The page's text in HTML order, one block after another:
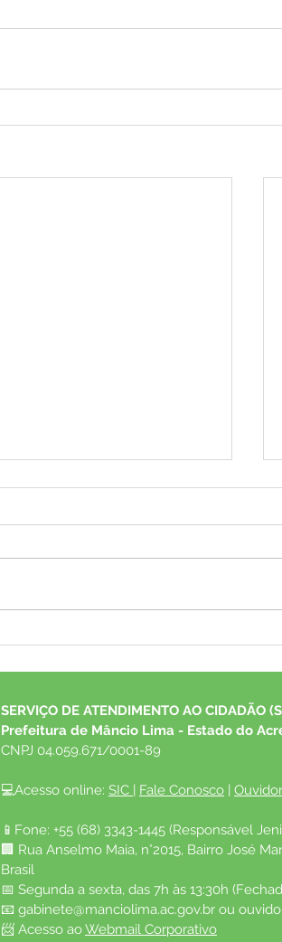
SERVIÇO DE ATENDIMENTO AO CIDADÃO
Prefeitura de Mâncio Lima - Estado do
CNPJ 04.059.671/0001-89
💻Acesso online: SIC Fale Conosco
📱Fone: +55 (68) 3343-1445 (Responsável
🏢 Rua Anselmo Maia, n°2015, Bairro José
Brasil
📅 Segunda a sexta, das 7h às 13:30h
📧 gabinete@manciolima.ac.gov.br ou
📨 Acesso ao Webmail Corporativo